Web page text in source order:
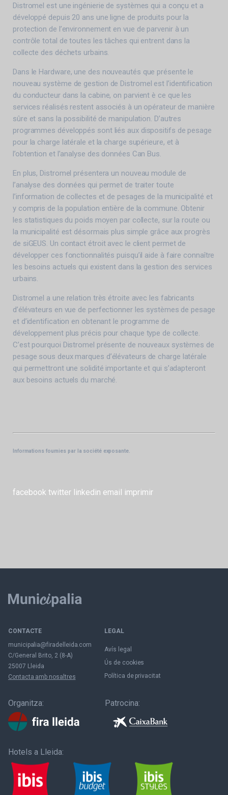
Distromel est une ingénierie de systèmes qui a conçu et a
développé depuis 20 ans une ligne de produits pour la
protection de l’environnement en vue de parvenir à un
contrôle total de toutes les tâches qui entrent dans la
collecte des déchets urbains.
Dans le Hardware, une des nouveautés que présente le
nouveau système de gestion de Distromel est l’identification
du conducteur dans la cabine, on parvient è ce que les
services réalisés restent associés à un opérateur de manière
sûre et sans la possibilité de manipulation. D’autres
programmes développés sont liés aux dispositifs de pesage
pour la charge latérale et la charge supérieure, et à
l’obtention et l’analyse des données Can Bus.
En plus, Distromel présentera un nouveau module de
l’analyse des données qui permet de traiter toute
l’information de collectes et de pesages de la municipalité et
y compris de la population entière de la commune. Obtenir
les statistiques du poids moyen par collecte, sur la route ou
la municipalité est désormais plus simple grâce aux progrès
de siGEUS. Un contact étroit avec le client permet de
développer ces fonctionnalités puisqu’il aide à faire connaître
les besoins actuels qui existent dans la gestion des services
urbains.
Distromel a une relation très étroite avec les fabricants
d’élévateurs en vue de perfectionner les systèmes de pesage
et d’identification en obtenant le programme de
développement plus précis pour chaque type de collecte.
C’est pourquoi Distromel présente de nouveaux systèmes de
pesage sous deux marques d’élévateurs de charge latérale
qui permettront une solidité importante et qui s’adapteront
aux besoins actuels du marché.
Informations fournies par la société exposante.
facebook twitter linkedin email imprimir
CONTACTE
municipalia@firadelleida.com
C/General Brito, 2 (8-A)
25007 Lleida
Contacta amb nosaltres
LEGAL
Avís legal
Ús de cookies
Política de privacitat
Organitza: Patrocina:
Hotels a Lleida: